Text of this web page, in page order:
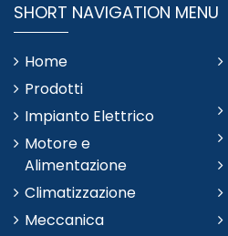
SHORT NAVIGATION MENU
Home
Prodotti
Impianto Elettrico
Motore e
Alimentazione
Climatizzazione
Meccanica